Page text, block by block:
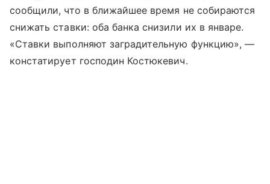
сообщили, что в ближайшее время не собираются
снижать ставки: оба банка снизили их в январе.
«Ставки выполняют заградительную функцию», —
констатирует господин Костюкевич.